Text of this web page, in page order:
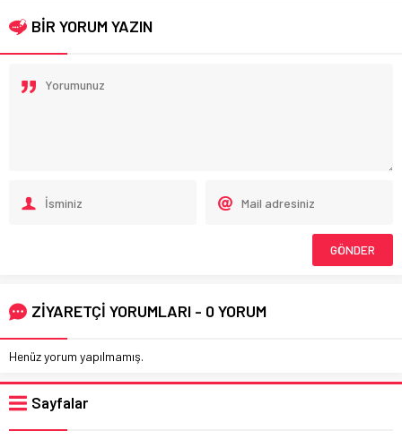
BİR YORUM YAZIN
ZİYARETÇİ YORUMLARI - 0 YORUM
Henüz yorum yapılmamış.
Sayfalar